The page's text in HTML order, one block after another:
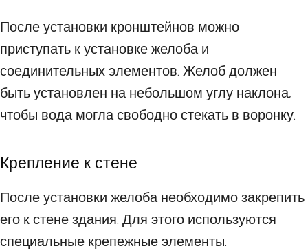
После установки кронштейнов можно
приступать к установке желоба и
соединительных элементов. Желоб должен
быть установлен на небольшом углу наклона,
чтобы вода могла свободно стекать в воронку.
Крепление к стене
После установки желоба необходимо закрепить
его к стене здания. Для этого используются
специальные крепежные элементы.